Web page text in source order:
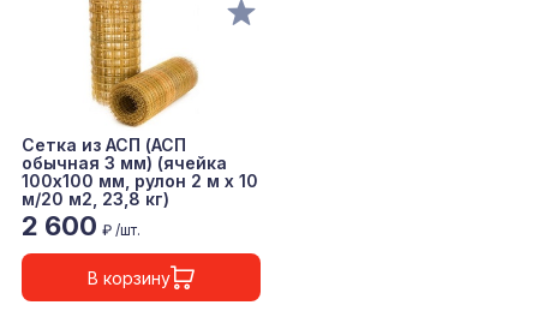
Сетка из АСП (АСП
обычная 3 мм) (ячейка
100х100 мм, рулон 2 м х 10
м/20 м2, 23,8 кг)
2 600 ₽ /шт.
В корзину